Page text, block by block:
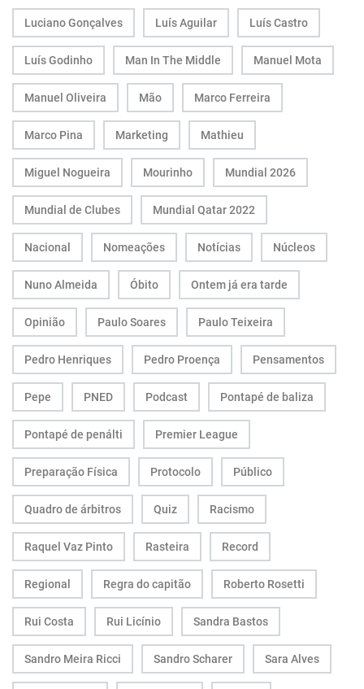
Luciano Gonçalves Luís Aguilar Luís Castro
Luís Godinho Man In The Middle Manuel Mota
Manuel Oliveira Mão Marco Ferreira
Marco Pina Marketing Mathieu
Miguel Nogueira Mourinho Mundial 2026
Mundial de Clubes Mundial Qatar 2022
Nacional Nomeações Notícias Núcleos
Nuno Almeida Óbito Ontem já era tarde
Opinião Paulo Soares Paulo Teixeira
Pedro Henriques Pedro Proença Pensamentos
Pepe PNED Podcast Pontapé de baliza
Pontapé de penálti Premier League
Preparação Física Protocolo Público
Quadro de árbitros Quiz Racismo
Raquel Vaz Pinto Rasteira Record
Regional Regra do capitão Roberto Rosetti
Rui Costa Rui Licínio Sandra Bastos
Sandro Meira Ricci Sandro Scharer Sara Alves